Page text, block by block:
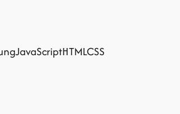
JavaScriptHTMLCSS